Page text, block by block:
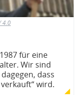
4.0
für eine
Wir sind
dass
wird.